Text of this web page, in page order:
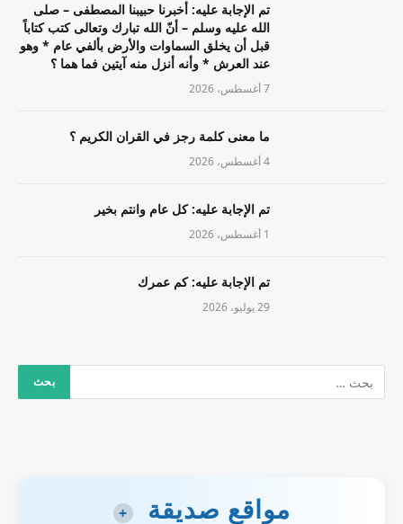
تم الإجابة عليه: أخبرنا حبيبنا المصطفى – صلى
الله عليه وسلم – أنّ الله تبارك وتعالى كتب كتاباً
قبل أن يخلق السماوات والأرض بألفي عام * وهو
عند العرش * وأنه أنزل منه آيتين فما هما ؟
7 أغسطس، 2026
ما معنى كلمة رجز في القران الكريم ؟
4 أغسطس، 2026
تم الإجابة عليه: كل عام وانتم بخير
1 أغسطس، 2026
تم الإجابة عليه: كم عمرك
29 يوليو، 2026
مواقع صديقة +